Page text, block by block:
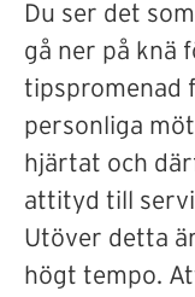
Du ser det
gå ner på knä
tipspromenad
personliga
hjärtat och
attityd till
Utöver detta
högt tempo.